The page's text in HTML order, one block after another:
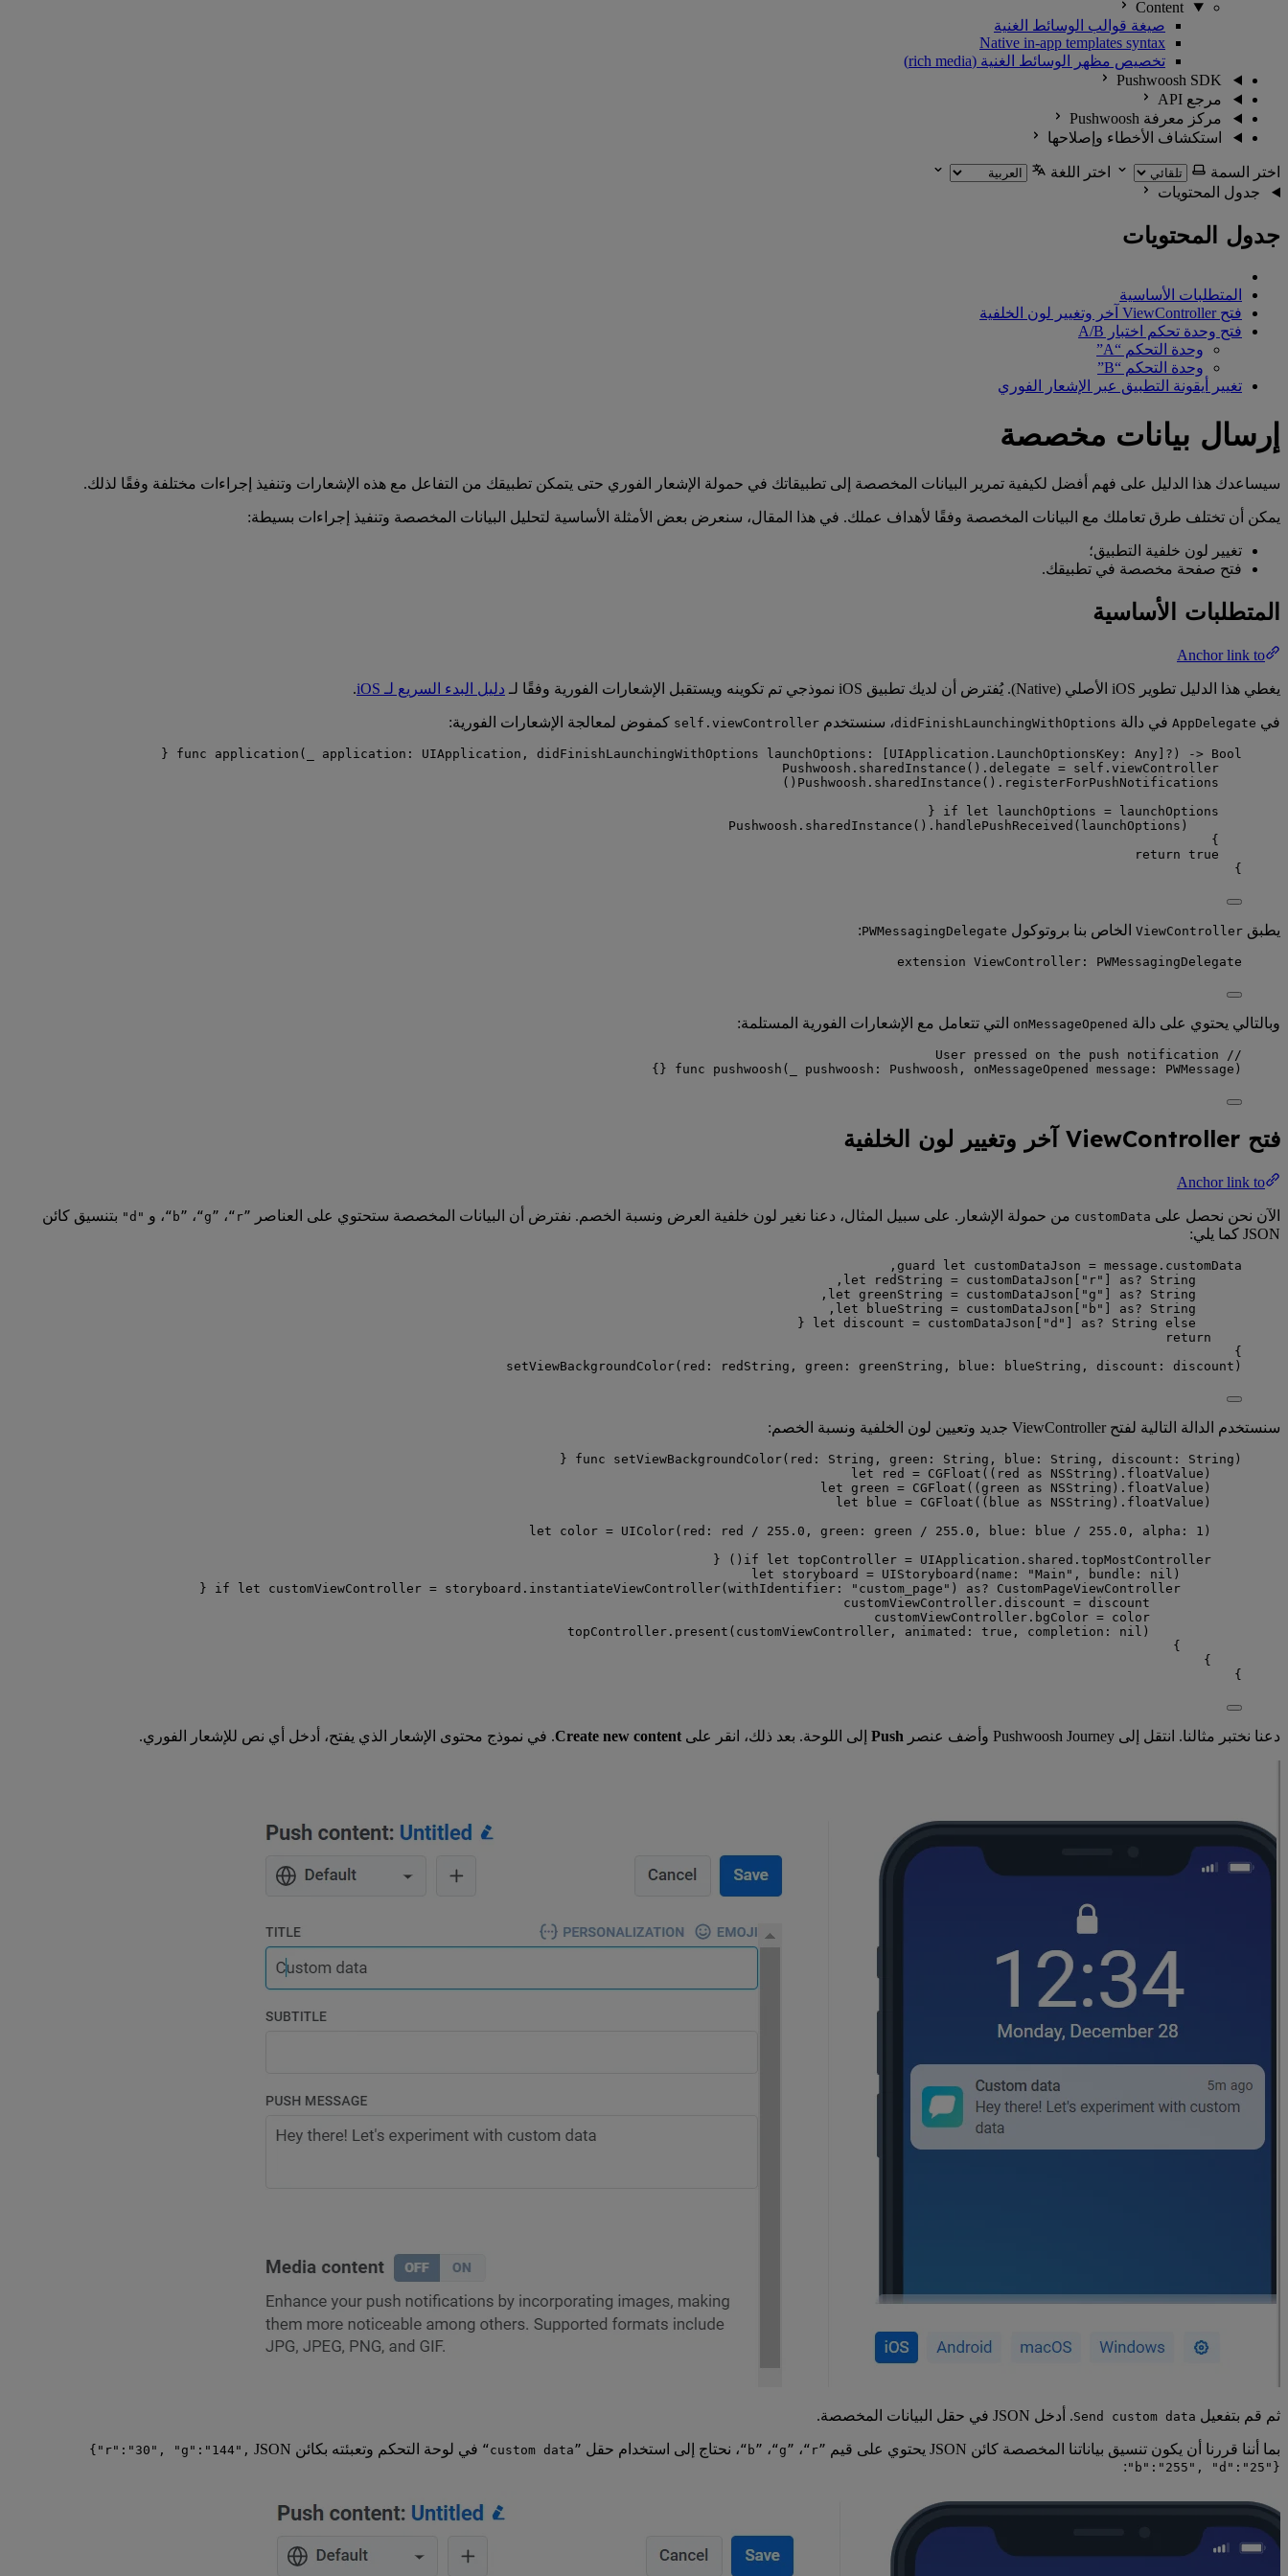
Content
صيغة قوالب الوسائط الغنية
Native in-app templates syntax
تخصيص مظهر الوسائط الغنية (rich media)
Pushwoosh SDK
مرجع API
مركز معرفة Pushwoosh
استكشاف الأخطاء وإصلاحها
اختر السمة
اختر اللغة
جدول المحتويات
جدول المحتويات
المتطلبات الأساسية
فتح ViewController آخر وتغيير لون الخلفية
فتح وحدة تحكم اختبار A/B
وحدة التحكم “A”
وحدة التحكم “B”
تغيير أيقونة التطبيق عبر الإشعار الفوري
إرسال بيانات مخصصة
سيساعدك هذا الدليل على فهم أفضل لكيفية تمرير البيانات المخصصة إلى تطبيقاتك في حمولة الإشعار الفوري حتى يتمكن تطبيقك من التفاعل مع هذه الإشعارات وتنفيذ إجراءات مختلفة وفقًا لذلك.
يمكن أن تختلف طرق تعاملك مع البيانات المخصصة وفقًا لأهداف عملك. في هذا المقال، سنعرض بعض الأمثلة الأساسية لتحليل البيانات المخصصة وتنفيذ إجراءات بسيطة:
تغيير لون خلفية التطبيق؛
فتح صفحة مخصصة في تطبيقك.
المتطلبات الأساسية
Anchor link to
يغطي هذا الدليل تطوير iOS الأصلي (Native). يُفترض أن لديك تطبيق iOS نموذجي تم تكوينه ويستقبل الإشعارات الفورية وفقًا لـ دليل البدء السريع لـ iOS .
في AppDelegate في دالة didFinishLaunchingWithOptions، سنستخدم self.viewController كمفوض لمعالجة الإشعارات الفورية:
func application ( application : UIApplication, didFinishLaunchingWithOptions launchOptions : [UIApplication.LaunchOptionsKey: Any ] ? ) -> Bool
{
Pushwoosh. sharedInstance (). delegate = self . viewController
Pushwoosh. sharedInstance (). registerForPushNotifications
()
if
let launchOptions = launchOptions {
Pushwoosh. sharedInstance (). handlePushReceived ( launchOptions )
}
return
true
}
يطبق ViewController الخاص بنا بروتوكول PWMessagingDelegate
:
extension ViewController: PWMessagingDelegate
وبالتالي يحتوي على دالة onMessageOpened التي تتعامل مع الإشعارات الفورية المستلمة:
// User pressed on the push notification
func
pushwoosh ( pushwoosh : Pushwoosh, onMessageOpened message : PWMessage )
{}
فتح ViewController آخر وتغيير لون الخلفية
Anchor link to
الآن نحن نحصل على customData من حمولة الإشعار. على سبيل المثال، دعنا نغير لون خلفية العرض ونسبة الخصم. نفترض أن البيانات المخصصة ستحتوي على العناصر “r”، “g”، “b”، و "d" بتنسيق كائن
JSON كما يلي:
guard let customDataJson = message.customData,
let redString = customDataJson[ " r" as? String
,
let greenString = customDataJson[ "g " as? String
,
let blueString = customDataJson[ " b " as? String
,
let discount = customDataJson[ "d " as? String else
{
return
}
setViewBackgroundColor( red : redString, green : greenString, blue : blueString, discount : discount )
سنستخدم الدالة التالية لفتح ViewController جديد وتعيين لون الخلفية ونسبة الخصم:
func setViewBackgroundColor( red : String , green : String , blue : String , discount : String )
{
let red = CGFloat ( (red as NSString). floatValue )
let green = CGFloat ( (green as NSString). floatValue )
let blue = CGFloat ( (blue as NSString). floatValue )
let color = UIColor( red : red / 255.0 , green : green / 255.0 , blue : blue / 255.0 , alpha : 1 )
if
let topController = UIApplication.shared. topMostController
() {
let storyboard = UIStoryboard ( name : "Main " , bundle : nil )
if
let customViewController = storyboard. instantiateViewController( withIdentifier : " custom_page " ) as? CustomPageViewController {
customViewController. discount = discount
customViewController. bgColor = color
topController. present ( customViewController, animated : true , completion : nil )
}
}
}
دعنا نختبر مثالنا. انتقل إلى Pushwoosh Journey وأضف عنصر Push إلى اللوحة. بعد ذلك، انقر على Create new content. في نموذج محتوى الإشعار الذي يفتح، أدخل أي نص للإشعار الفوري.
ثم قم بتفعيل Send custom data. أدخل JSON في حقل البيانات المخصصة.
بما أننا قررنا أن يكون تنسيق بياناتنا المخصصة كائن JSON يحتوي على قيم “r”، “g”، “b”، نحتاج إلى استخدام حقل “custom data” في لوحة التحكم وتعبئته بكائن JSON
{"r":"30", "g":"144",
"b":"255", "d":"25"}
: